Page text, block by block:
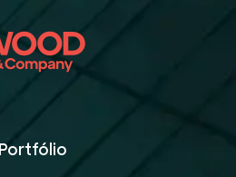
Portfólio